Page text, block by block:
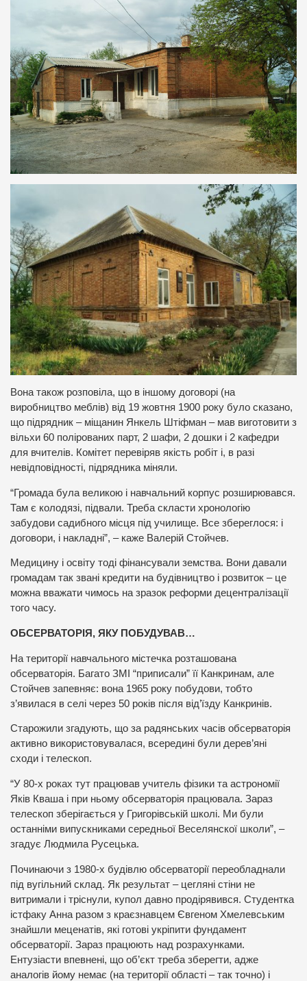
Вона також розповіла, що в іншому договорі (на
виробництво меблів) від 19 жовтня 1900 року було сказано,
що підрядник – міщанин Янкель Штіфман – мав виготовити з
вільхи 60 полірованих парт, 2 шафи, 2 дошки і 2 кафедри
для вчителів. Комітет перевіряв якість робіт і, в разі
невідповідності, підрядника міняли.
“Громада була великою і навчальний корпус розширювався.
Там є колодязі, підвали. Треба скласти хронологію
забудови садибного місця під училище. Все збереглося: і
договори, і накладні”, – каже Валерій Стойчев.
Медицину і освіту тоді фінансували земства. Вони давали
громадам так звані кредити на будівництво і розвиток – це
можна вважати чимось на зразок реформи децентралізації
того часу.
ОБСЕРВАТОРІЯ, ЯКУ ПОБУДУВАВ…
На території навчального містечка розташована
обсерваторія. Багато ЗМІ “приписали” її Канкринам, але
Стойчев запевняє: вона 1965 року побудови, тобто
з’явилася в селі через 50 років після від’їзду Канкринів.
Старожили згадують, що за радянських часів обсерваторія
активно використовувалася, всередині були дерев’яні
сходи і телескоп.
“У 80-х роках тут працював учитель фізики та астрономії
Яків Кваша і при ньому обсерваторія працювала. Зараз
телескоп зберігається у Григорівській школі. Ми були
останніми випускниками середньої Веселянскої школи”, –
згадує Людмила Русецька.
Починаючи з 1980-х будівлю обсерваторії переобладнали
під вугільний склад. Як результат – цегляні стіни не
витримали і тріснули, купол давно продірявився. Студентка
істфаку Анна разом з краєзнавцем Євгеном Хмелевським
знайшли меценатів, які готові укріпити фундамент
обсерваторії. Зараз працюють над розрахунками.
Ентузіасти впевнені, що об’єкт треба зберегти, адже
аналогів йому немає (на території області – так точно) і